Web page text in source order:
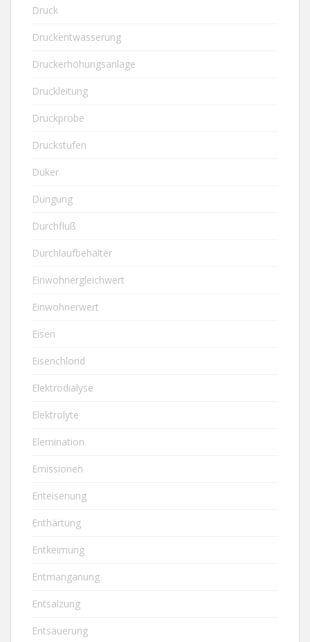
Druck
Druckentwässerung
Druckerhöhungsanlage
Druckleitung
Druckprobe
Druckstufen
Düker
Düngung
Durchfluß
Durchlaufbehälter
Einwohnergleichwert
Einwohnerwert
Eisen
Eisenchlorid
Elektrodialyse
Elektrolyte
Elemination
Emissionen
Enteisenung
Enthärtung
Entkeimung
Entmanganung
Entsalzung
Entsäuerung